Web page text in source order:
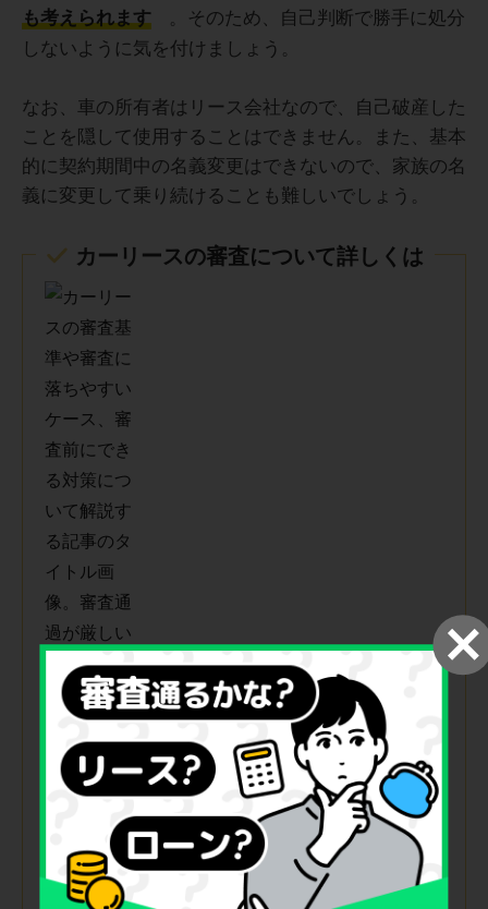
も考えられます
。そのため、自己判断で勝手に処分
しないように気を付けましょう。
なお、車の所有者はリース会社なので、自己破産した
ことを隠して使用することはできません。また、基本
的に契約期間中の名義変更はできないので、家族の名
義に変更して乗り続けることも難しいでしょう。
カーリースの審査について詳しくは
カーリースの審査とは？審査基
準や対策と通過が厳しいケース
を解説